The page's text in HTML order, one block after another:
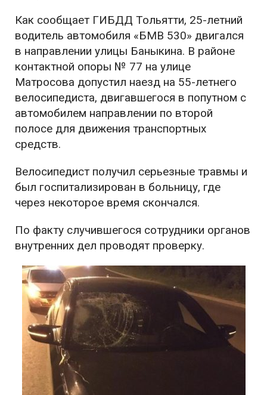
Как сообщает ГИБДД Тольятти, 25-летний
водитель автомобиля «БМВ 530» двигался
в направлении улицы Баныкина. В районе
контактной опоры № 77 на улице
Матросова допустил наезд на 55-летнего
велосипедиста, двигавшегося в попутном с
автомобилем направлении по второй
полосе для движения транспортных
средств.
Велосипедист получил серьезные травмы и
был госпитализирован в больницу, где
через некоторое время скончался.
По факту случившегося сотрудники органов
внутренних дел проводят проверку.